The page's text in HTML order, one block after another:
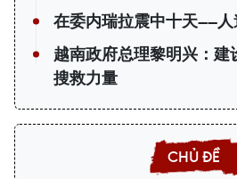
在委内瑞拉震中十天——
越南政府总理黎明兴：建
搜救力量